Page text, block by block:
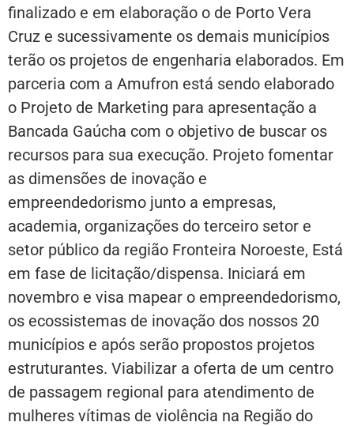
finalizado e em elaboração o de Porto Vera
Cruz e sucessivamente os demais municípios
terão os projetos de engenharia elaborados. Em
parceria com a Amufron está sendo elaborado
o Projeto de Marketing para apresentação a
Bancada Gaúcha com o objetivo de buscar os
recursos para sua execução. Projeto fomentar
as dimensões de inovação e
empreendedorismo junto a empresas,
academia, organizações do terceiro setor e
setor público da região Fronteira Noroeste, Está
em fase de licitação/dispensa. Iniciará em
novembro e visa mapear o empreendedorismo,
os ecossistemas de inovação dos nossos 20
municípios e após serão propostos projetos
estruturantes. Viabilizar a oferta de um centro
de passagem regional para atendimento de
mulheres vítimas de violência na Região do